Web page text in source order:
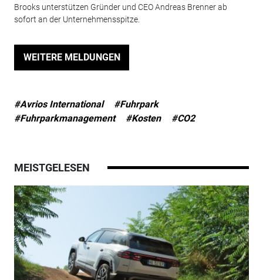
Brooks unterstützen Gründer und CEO Andreas Brenner ab
sofort an der Unternehmensspitze.
WEITERE MELDUNGEN
#Avrios International
#Fuhrpark
#Fuhrparkmanagement
#Kosten #CO2
MEISTGELESEN